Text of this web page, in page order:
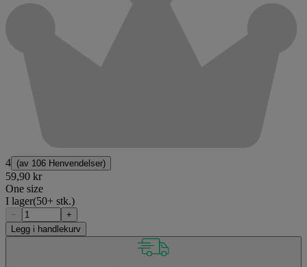
4 (av 106 Henvendelser)
59,90 kr
One size
I lager(50+ stk.)
−
+
Legg i handlekurv